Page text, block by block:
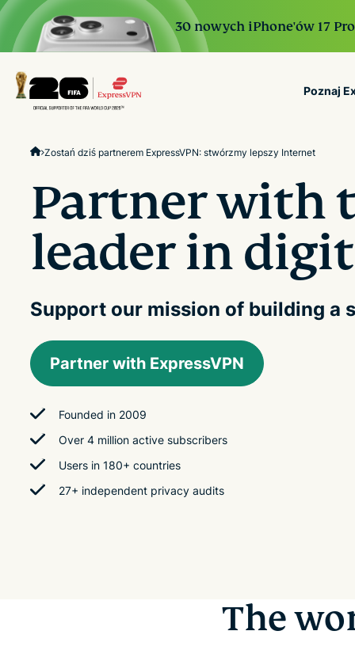
30 nowych iPhone'ów 17
Poznaj
VPN protection for
scale.
Zostań dziś partnerem ExpressVPN: stwórzmy lepszy Internet
Partner with
leader in
Support our mission of building a
Partner with ExpressVPN
Founded in 2009
Over 4 million active subscribers
Users in 180+ countries
27+ independent privacy audits
The